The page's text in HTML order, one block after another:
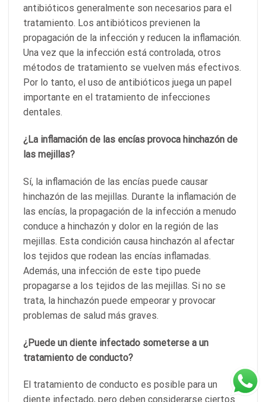
antibióticos generalmente son necesarios para el
tratamiento. Los antibióticos previenen la
propagación de la infección y reducen la inflamación.
Una vez que la infección está controlada, otros
métodos de tratamiento se vuelven más efectivos.
Por lo tanto, el uso de antibióticos juega un papel
importante en el tratamiento de infecciones
dentales.
¿La inflamación de las encías provoca hinchazón de
las mejillas?
Sí, la inflamación de las encías puede causar
hinchazón de las mejillas. Durante la inflamación de
las encías, la propagación de la infección a menudo
conduce a hinchazón y dolor en la región de las
mejillas. Esta condición causa hinchazón al afectar
los tejidos que rodean las encías inflamadas.
Además, una infección de este tipo puede
propagarse a los tejidos de las mejillas. Si no se
trata, la hinchazón puede empeorar y provocar
problemas de salud más graves.
¿Puede un diente infectado someterse a un
tratamiento de conducto?
El tratamiento de conducto es posible para un
diente infectado, pero deben considerarse ciertos